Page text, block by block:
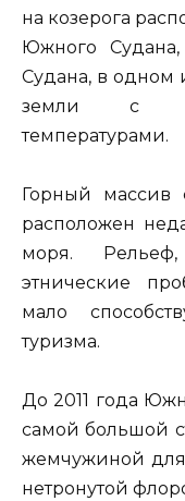
на козерога
Южного
Судана, в одном
земли с
температурами.
Горный массив
расположен
моря.
этнические
мало
туризма.
До 2011 года
самой большой
жемчужиной для
нетронутой